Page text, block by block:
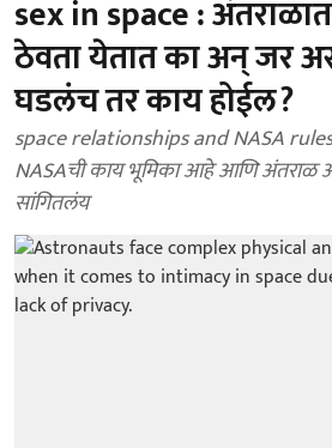
sex in space :
ठेवता येतात का अन् जर
घडलंच तर काय होईल?
space relationships and NASA rules
NASAची काय भूमिका आहे आणि अंतराळ
सांगितलंय